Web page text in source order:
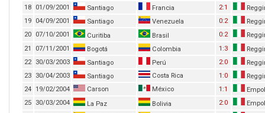
18
01/09/2001 Santiago Francia 2:1
19
04/09/2001 Santiago Venezuela 0:2
20
07/10/2001 Curitiba Brasil 0:2
21
07/11/2001 Bogotá Colombia 1:3
22
30/03/2003 Santiago Perú 2:0
23
30/04/2003 Santiago Costa Rica 1:0
24 19/02/2004 Carson México 1:1
25
30/03/2004 La Paz Bolivia 2:0